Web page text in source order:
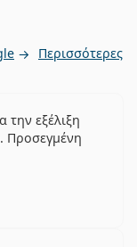
Περισσότερες
την εξέλιξη
Προσεγμένη